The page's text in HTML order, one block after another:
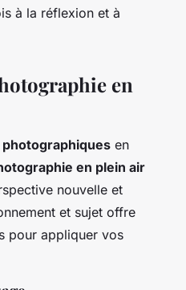
à la réflexion et à
en
en
en plein air
nouvelle et
et sujet offre
pour appliquer vos